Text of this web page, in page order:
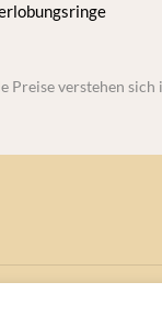
verstehen sich